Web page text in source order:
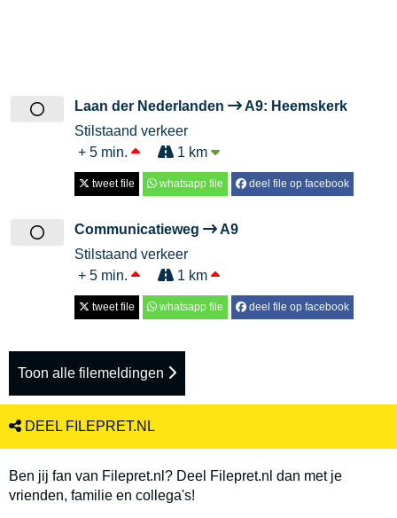
Laan der Nederlanden
A9: Heemskerk
Stilstaand verkeer
+ 5 min.
1 km
tweet file whatsapp file deel file op facebook
Communicatieweg
A9
Stilstaand verkeer
+ 5 min.
1 km
tweet file whatsapp file deel file op facebook
Toon alle filemeldingen
DEEL FILEPRET.NL
Ben jij fan van Filepret.nl? Deel Filepret.nl dan met je
vrienden, familie en collega's!